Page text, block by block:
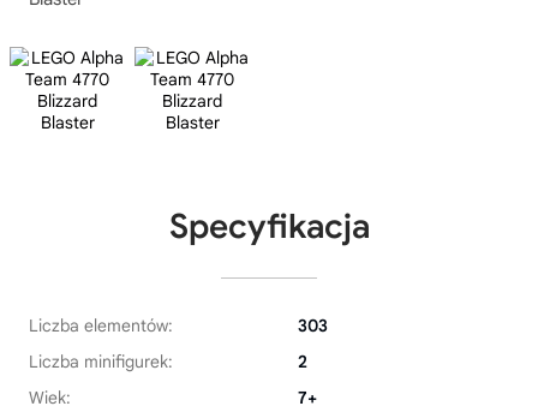
Specyfikacja
Liczba elementów:
303
Liczba minifigurek:
2
Wiek:
7+